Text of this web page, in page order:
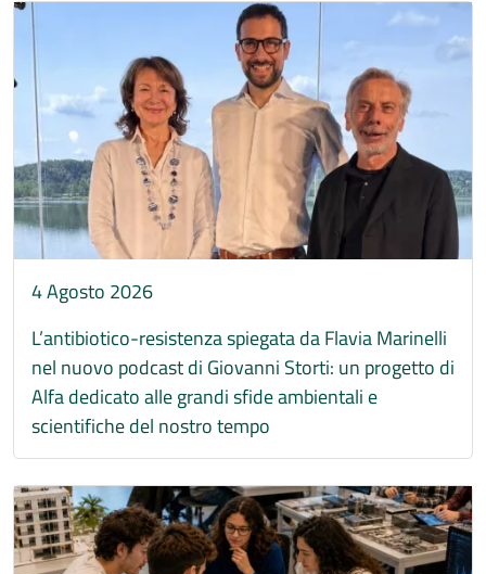
Immagine
4 Agosto 2026
L’antibiotico-resistenza spiegata da Flavia Marinelli
nel nuovo podcast di Giovanni Storti: un progetto di
Alfa dedicato alle grandi sfide ambientali e
scientifiche del nostro tempo
Immagine